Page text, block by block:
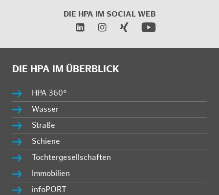
DIE HPA IM SOCIAL WEB
DIE HPA IM ÜBERBLICK
HPA 360°
Wasser
Straße
Schiene
Tochtergesellschaften
Immobilien
infoPORT